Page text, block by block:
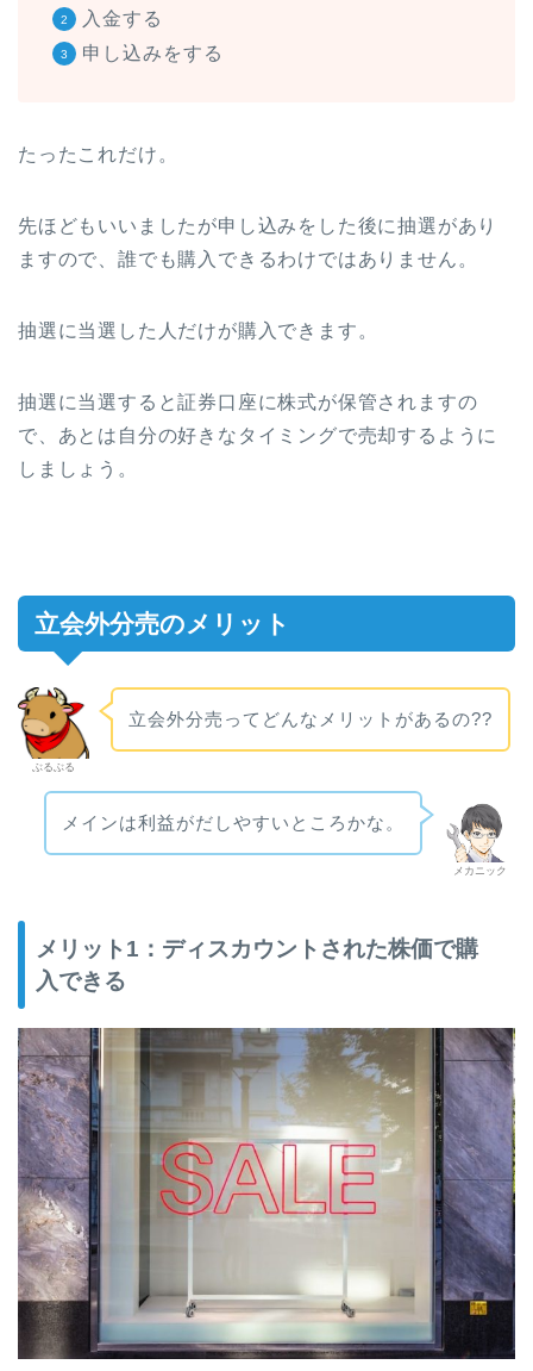
入金する
申し込みをする
たったこれだけ。
先ほどもいいましたが申し込みをした後に抽選があり
ますので、誰でも購入できるわけではありません。
抽選に当選した人だけが購入できます。
抽選に当選すると証券口座に株式が保管されますの
で、あとは自分の好きなタイミングで売却するように
しましょう。
立会外分売のメリット
ぶるぶる
立会外分売ってどんなメリットがあるの??
メカニック
メインは利益がだしやすいところかな。
メリット1：ディスカウントされた株価で購
入できる